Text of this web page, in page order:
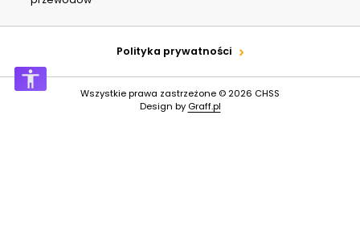
Polityka prywatności
Wszystkie prawa zastrzeżone © 2026 CHSS
Design by Graff.pl